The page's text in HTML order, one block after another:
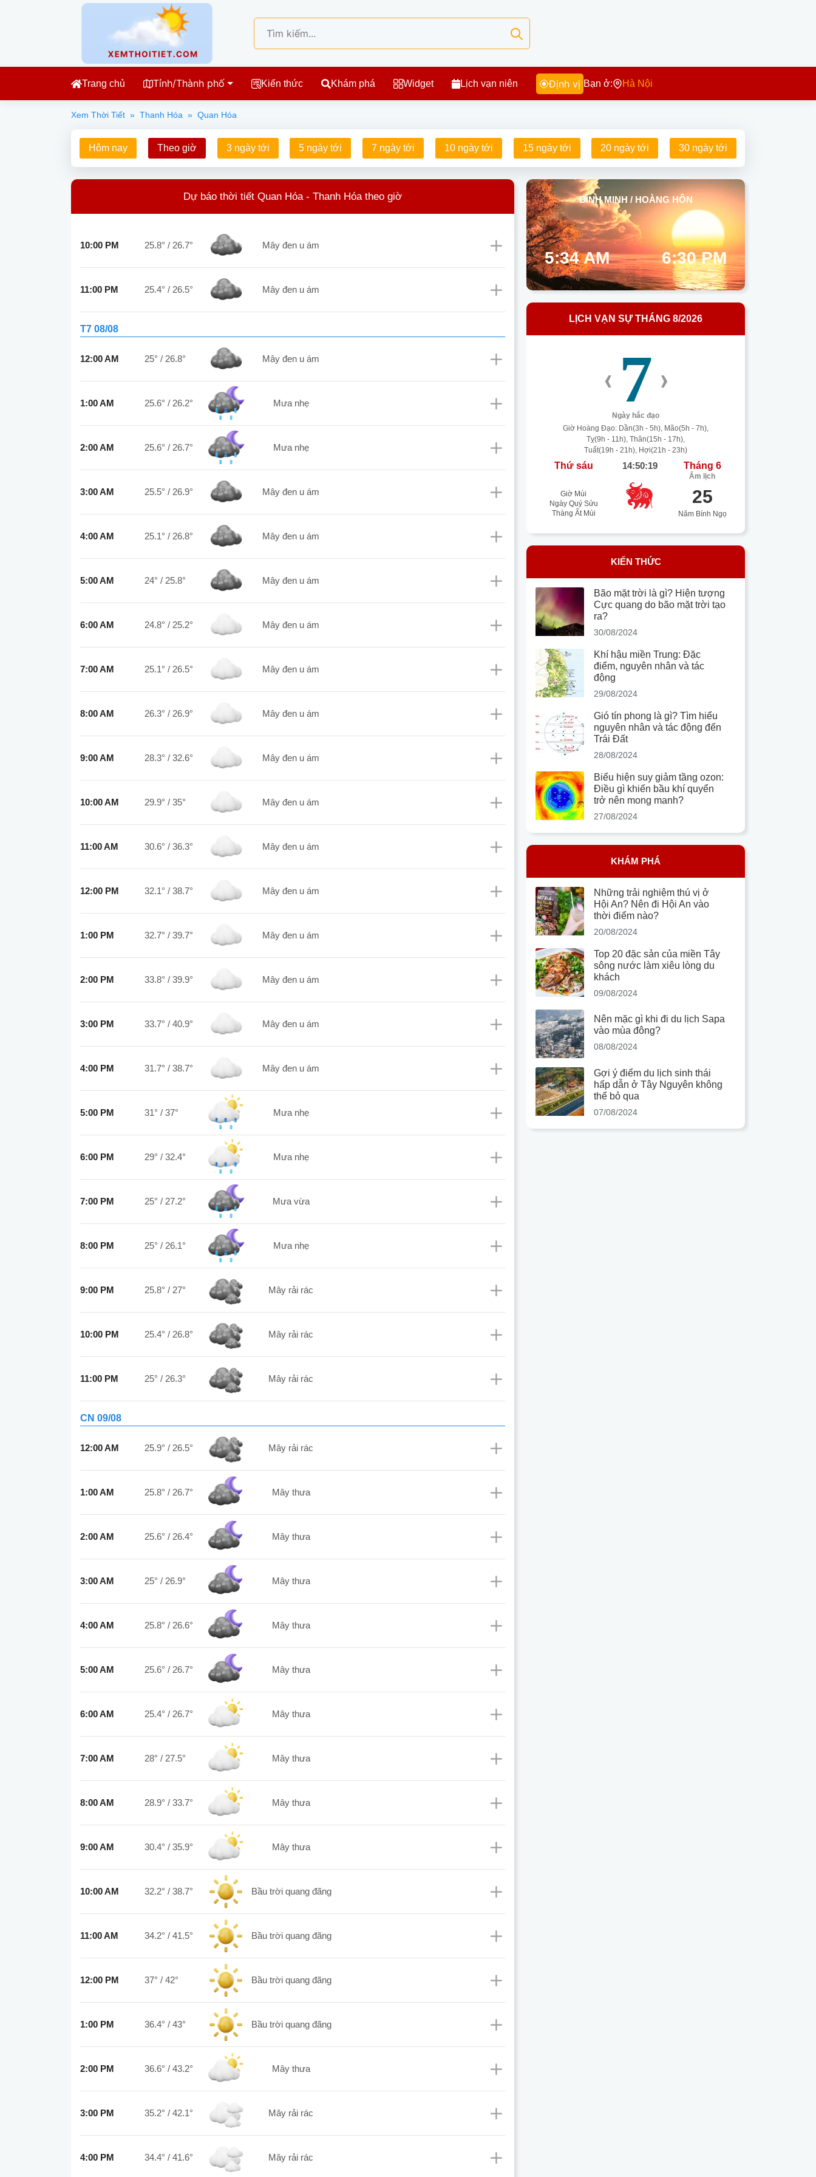
Trang chủ Tỉnh/Thành phố Kiến thức Khám phá Widget Lịch vạn niên Định vị Bạn ở: Hà Nội
Xem Thời Tiết » Thanh Hóa » Quan Hóa
Hôm nay Theo giờ 3 ngày tới 5 ngày tới 7 ngày tới 10 ngày tới 15 ngày tới 20 ngày tới 30 ngày tới
Dự báo thời tiết Quan Hóa - Thanh Hóa theo giờ
10:00 PM 25.8° / 26.7° mây đen u ám
11:00 PM 25.4° / 26.5° mây đen u ám
T7 08/08
12:00 AM 25° / 26.8° mây đen u ám
1:00 AM 25.6° / 26.2° mưa nhẹ
2:00 AM 25.6° / 26.7° mưa nhẹ
3:00 AM 25.5° / 26.9° mây đen u ám
4:00 AM 25.1° / 26.8° mây đen u ám
5:00 AM 24° / 25.8° mây đen u ám
6:00 AM 24.8° / 25.2° mây đen u ám
7:00 AM 25.1° / 26.5° mây đen u ám
8:00 AM 26.3° / 26.9° mây đen u ám
9:00 AM 28.3° / 32.6° mây đen u ám
10:00 AM 29.9° / 35° mây đen u ám
11:00 AM 30.6° / 36.3° mây đen u ám
12:00 PM 32.1° / 38.7° mây đen u ám
1:00 PM 32.7° / 39.7° mây đen u ám
2:00 PM 33.8° / 39.9° mây đen u ám
3:00 PM 33.7° / 40.9° mây đen u ám
4:00 PM 31.7° / 38.7° mây đen u ám
5:00 PM 31° / 37° mưa nhẹ
6:00 PM 29° / 32.4° mưa nhẹ
7:00 PM 25° / 27.2° mưa vừa
8:00 PM 25° / 26.1° mưa nhẹ
9:00 PM 25.8° / 27° mây rải rác
10:00 PM 25.4° / 26.8° mây rải rác
11:00 PM 25° / 26.3° mây rải rác
CN 09/08
12:00 AM 25.9° / 26.5° mây rải rác
1:00 AM 25.8° / 26.7° mây thưa
2:00 AM 25.6° / 26.4° mây thưa
3:00 AM 25° / 26.9° mây thưa
4:00 AM 25.8° / 26.6° mây thưa
5:00 AM 25.6° / 26.7° mây thưa
6:00 AM 25.4° / 26.7° mây thưa
7:00 AM 28° / 27.5° mây thưa
8:00 AM 28.9° / 33.7° mây thưa
9:00 AM 30.4° / 35.9° mây thưa
10:00 AM 32.2° / 38.7° bầu trời quang đãng
11:00 AM 34.2° / 41.5° bầu trời quang đãng
12:00 PM 37° / 42° bầu trời quang đãng
1:00 PM 36.4° / 43° bầu trời quang đãng
2:00 PM 36.6° / 43.2° mây thưa
3:00 PM 35.2° / 42.1° mây rải rác
4:00 PM 34.4° / 41.6° mây rải rác
BÌNH MINH / HOÀNG HÔN
5:34 AM 6:30 PM
LỊCH VẠN SỰ THÁNG 8/2026
‹ 7 ›
Ngày hắc đạo
Giờ Hoàng Đạo: Dần(3h - 5h), Mão(5h - 7h),
Tỵ(9h - 11h), Thân(15h - 17h),
Tuất(19h - 21h), Hợi(21h - 23h)
Thứ sáu 14:50:20 Tháng 6
Âm lịch
Giờ Mùi
Ngày Quý Sửu
Tháng Ất Mùi
25
Năm Bính Ngọ
KIẾN THỨC
Bão mặt trời là gì? Hiện tượng
Cực quang do bão mặt trời tạo
ra?
30/08/2024
Khí hậu miền Trung: Đặc
điểm, nguyên nhân và tác
động
29/08/2024
Gió tín phong là gì? Tìm hiểu
nguyên nhân và tác động đến
Trái Đất
28/08/2024
Biểu hiện suy giảm tầng ozon:
Điều gì khiến bầu khí quyển
trở nên mong manh?
27/08/2024
KHÁM PHÁ
Những trải nghiệm thú vị ở
Hội An? Nên đi Hội An vào
thời điểm nào?
20/08/2024
Top 20 đặc sản của miền Tây
sông nước làm xiêu lòng du
khách
09/08/2024
Nên mặc gì khi đi du lịch Sapa
vào mùa đông?
08/08/2024
Gợi ý điểm du lịch sinh thái
hấp dẫn ở Tây Nguyên không
thể bỏ qua
07/08/2024